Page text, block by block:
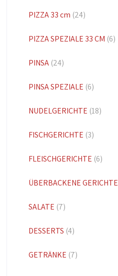
PIZZA 33 cm (24)
PIZZA SPEZIALE 33 CM (6)
PINSA (24)
PINSA SPEZIALE (6)
NUDELGERICHTE (18)
FISCHGERICHTE (3)
FLEISCHGERICHTE (6)
ÜBERBACKENE GERICHTE
SALATE (7)
DESSERTS (4)
GETRÄNKE (7)